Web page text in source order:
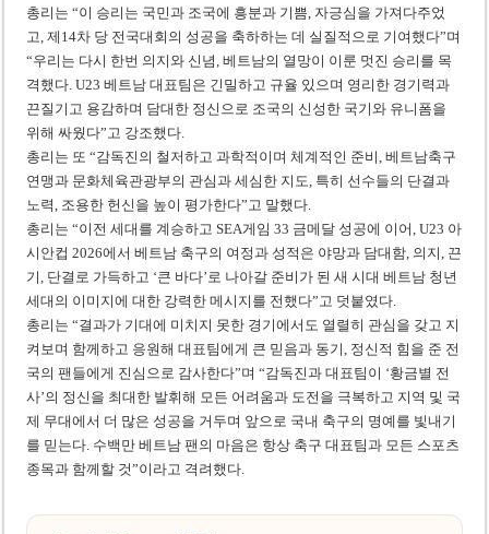
총리는 “이 승리는 국민과 조국에 흥분과 기쁨, 자긍심을 가져다주었
고, 제14차 당 전국대회의 성공을 축하하는 데 실질적으로 기여했다”며
“우리는 다시 한번 의지와 신념, 베트남의 열망이 이룬 멋진 승리를 목
격했다. U23 베트남 대표팀은 긴밀하고 규율 있으며 영리한 경기력과
끈질기고 용감하며 담대한 정신으로 조국의 신성한 국기와 유니폼을
위해 싸웠다”고 강조했다.
총리는 또 “감독진의 철저하고 과학적이며 체계적인 준비, 베트남축구
연맹과 문화체육관광부의 관심과 세심한 지도, 특히 선수들의 단결과
노력, 조용한 헌신을 높이 평가한다”고 말했다.
총리는 “이전 세대를 계승하고 SEA게임 33 금메달 성공에 이어, U23 아
시안컵 2026에서 베트남 축구의 여정과 성적은 야망과 담대함, 의지, 끈
기, 단결로 가득하고 ‘큰 바다’로 나아갈 준비가 된 새 시대 베트남 청년
세대의 이미지에 대한 강력한 메시지를 전했다”고 덧붙였다.
총리는 “결과가 기대에 미치지 못한 경기에서도 열렬히 관심을 갖고 지
켜보며 함께하고 응원해 대표팀에게 큰 믿음과 동기, 정신적 힘을 준 전
국의 팬들에게 진심으로 감사한다”며 “감독진과 대표팀이 ‘황금별 전
사’의 정신을 최대한 발휘해 모든 어려움과 도전을 극복하고 지역 및 국
제 무대에서 더 많은 성공을 거두며 앞으로 국내 축구의 명예를 빛내기
를 믿는다. 수백만 베트남 팬의 마음은 항상 축구 대표팀과 모든 스포츠
종목과 함께할 것”이라고 격려했다.